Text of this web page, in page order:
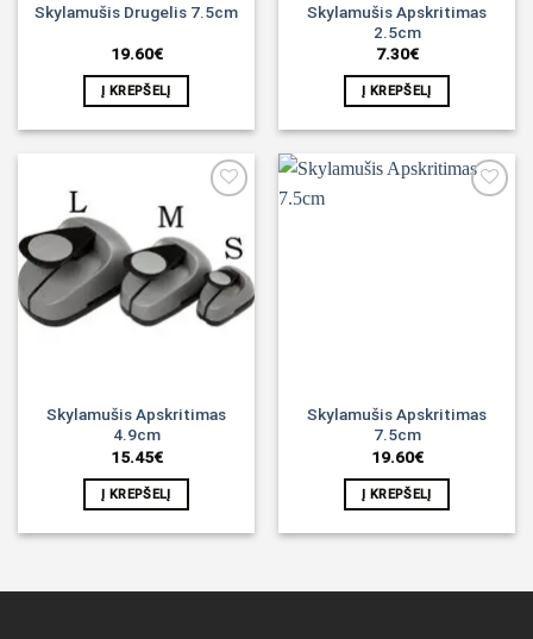
Skylamušis Drugelis 7.5cm
19.60€
Į KREPŠELĮ
Skylamušis Apskritimas
2.5cm
7.30€
Į KREPŠELĮ
Noriu!
Skylamušis Apskritimas
4.9cm
15.45€
Į KREPŠELĮ
Skylamušis Apskritimas
7.5cm
19.60€
Į KREPŠELĮ